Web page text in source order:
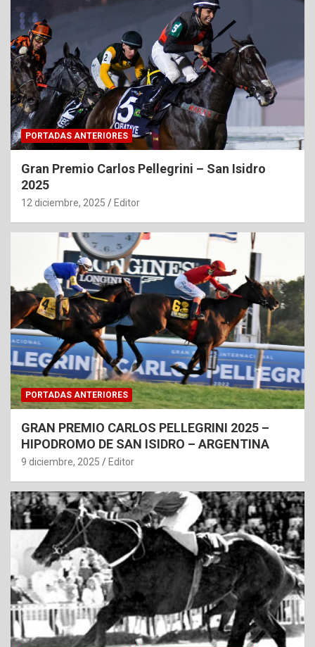
PORTADAS ANTERIORES
Gran Premio Carlos Pellegrini – San Isidro
2025
12 diciembre, 2025 Editor
PORTADAS ANTERIORES
GRAN PREMIO CARLOS PELLEGRINI 2025 –
HIPODROMO DE SAN ISIDRO – ARGENTINA
9 diciembre, 2025 Editor